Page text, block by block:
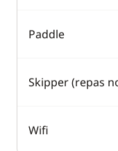
Paddle
Skipper (repas
Wifi